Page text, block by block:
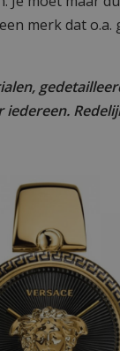
merk dat